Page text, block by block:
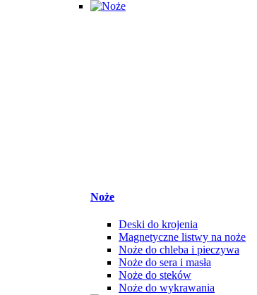
Noże
Deski do krojenia
Magnetyczne listwy na noże
Noże do chleba i pieczywa
Noże do sera i masła
Noże do steków
Noże do wykrawania